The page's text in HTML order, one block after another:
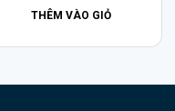
THÊM VÀO GIỎ
Các
có